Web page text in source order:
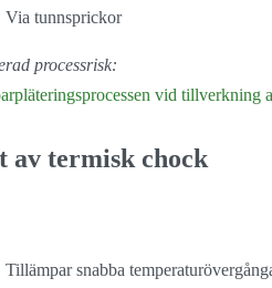
Via tunnsprickor
processrisk:
vid tillverkning
av termisk chock
Tillämpar snabba